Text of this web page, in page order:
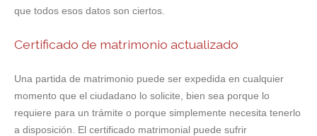
que todos esos datos son ciertos.
Certificado de matrimonio actualizado
Una partida de matrimonio puede ser expedida en cualquier
momento que el ciudadano lo solicite, bien sea porque lo
requiere para un trámite o porque simplemente necesita tenerlo
a disposición. El certificado matrimonial puede sufrir